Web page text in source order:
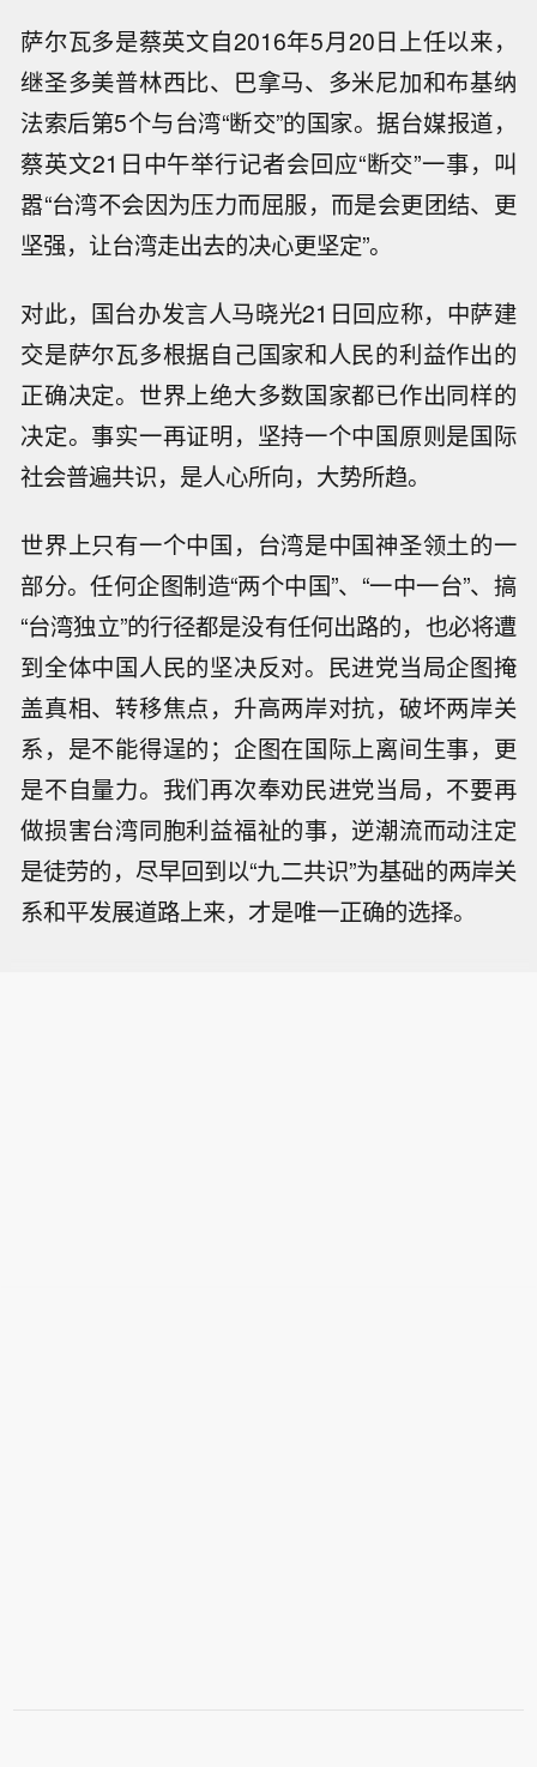
萨尔瓦多是蔡英文自2016年5月20日上任以来，
继圣多美普林西比、巴拿马、多米尼加和布基纳
法索后第5个与台湾“断交”的国家。据台媒报道，
蔡英文21日中午举行记者会回应“断交”一事，叫
嚣“台湾不会因为压力而屈服，而是会更团结、更
坚强，让台湾走出去的决心更坚定”。
对此，国台办发言人马晓光21日回应称，中萨建
交是萨尔瓦多根据自己国家和人民的利益作出的
正确决定。世界上绝大多数国家都已作出同样的
决定。事实一再证明，坚持一个中国原则是国际
社会普遍共识，是人心所向，大势所趋。
世界上只有一个中国，台湾是中国神圣领土的一
部分。任何企图制造“两个中国”、“一中一台”、搞
“台湾独立”的行径都是没有任何出路的，也必将遭
到全体中国人民的坚决反对。民进党当局企图掩
盖真相、转移焦点，升高两岸对抗，破坏两岸关
系，是不能得逞的；企图在国际上离间生事，更
是不自量力。我们再次奉劝民进党当局，不要再
做损害台湾同胞利益福祉的事，逆潮流而动注定
是徒劳的，尽早回到以“九二共识”为基础的两岸关
系和平发展道路上来，才是唯一正确的选择。